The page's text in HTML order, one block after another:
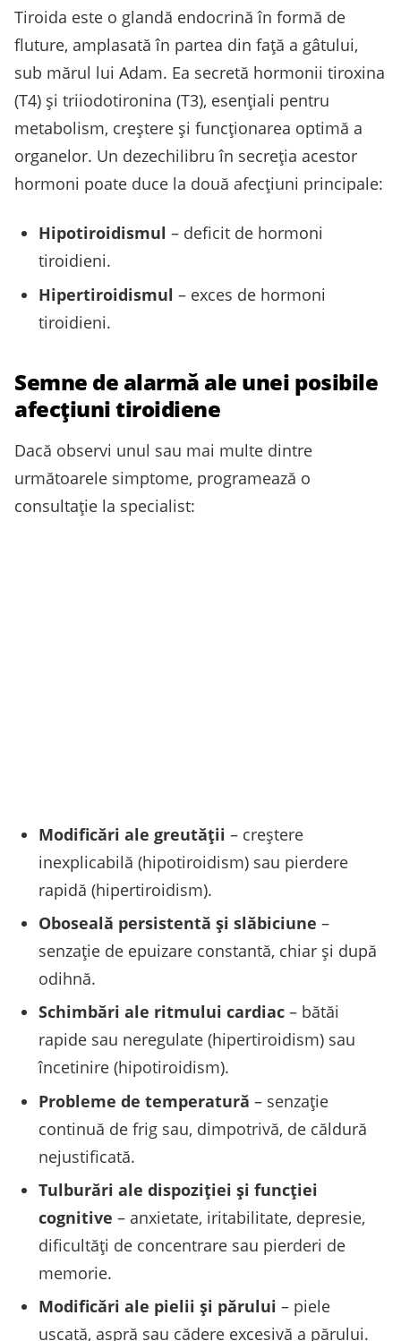
Tiroida este o glandă endocrină în formă de
fluture, amplasată în partea din față a gâtului,
sub mărul lui Adam. Ea secretă hormonii tiroxina
(T4) și triiodotironina (T3), esenţiali pentru
metabolism, creştere și funcţionarea optimă a
organelor. Un dezechilibru în secreţia acestor
hormoni poate duce la două afecţiuni principale:
Hipotiroidismul – deficit de hormoni
tiroidieni.
Hipertiroidismul – exces de hormoni
tiroidieni.
Semne de alarmă ale unei posibile
afecţiuni tiroidiene
Dacă observi unul sau mai multe dintre
următoarele simptome, programează o
consultaţie la specialist:
Modificări ale greutăţii – creştere
inexplicabilă (hipotiroidism) sau pierdere
rapidă (hipertiroidism).
Oboseală persistentă şi slăbiciune –
senzaţie de epuizare constantă, chiar şi după
odihnă.
Schimbări ale ritmului cardiac – bătăi
rapide sau neregulate (hipertiroidism) sau
încetinire (hipotiroidism).
Probleme de temperatură – senzaţie
continuă de frig sau, dimpotrivă, de căldură
nejustificată.
Tulburări ale dispoziţiei şi funcţiei
cognitive – anxietate, iritabilitate, depresie,
dificultăţi de concentrare sau pierderi de
memorie.
Modificări ale pielii şi părului – piele
uscată, aspră sau cădere excesivă a părului.